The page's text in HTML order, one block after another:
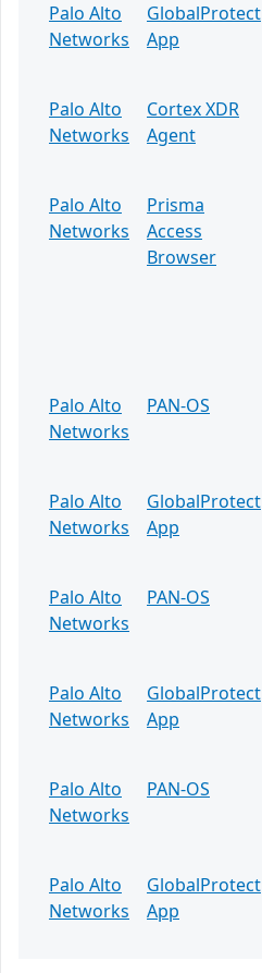
Palo Alto
Networks
GlobalProtect
App
Palo Alto
Networks
Cortex XDR
Agent
Palo Alto
Networks
Prisma
Access
Browser
Palo Alto
Networks
PAN-OS
Palo Alto
Networks
GlobalProtect
App
Palo Alto
Networks
PAN-OS
Palo Alto
Networks
GlobalProtect
App
Palo Alto
Networks
PAN-OS
Palo Alto
Networks
GlobalProtect
App